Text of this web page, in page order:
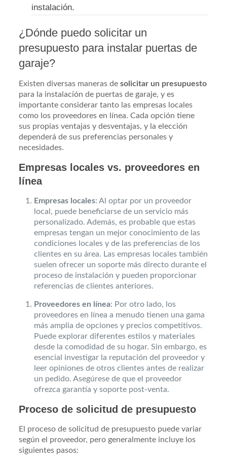
instalación.
¿Dónde puedo solicitar un
presupuesto para instalar puertas de
garaje?
Existen diversas maneras desolicitar un presupuesto
para la instalación de puertas de garaje, y es
importante considerar tanto las empresas locales
como los proveedores en línea. Cada opción tiene
sus propias ventajas y desventajas, y la elección
dependerá de sus preferencias personales y
necesidades.
Empresas locales vs. proveedores en
línea
Empresas locales: Al optar por un proveedor
local, puede beneficiarse de un servicio más
personalizado. Además, es probable que estas
empresas tengan un mejor conocimiento de las
condiciones locales y de las preferencias de los
clientes en su área. Las empresas locales también
suelen ofrecer un soporte más directo durante el
proceso de instalación y pueden proporcionar
referencias de clientes anteriores.
Proveedores en línea: Por otro lado, los
proveedores en línea a menudo tienen una gama
más amplia de opciones y precios competitivos.
Puede explorar diferentes estilos y materiales
desde la comodidad de su hogar. Sin embargo, es
esencial investigar la reputación del proveedor y
leer opiniones de otros clientes antes de realizar
un pedido. Asegúrese de que el proveedor
ofrezca garantía y soporte post-venta.
Proceso de solicitud de presupuesto
El proceso de solicitud de presupuesto puede variar
según el proveedor, pero generalmente incluye los
siguientes pasos: